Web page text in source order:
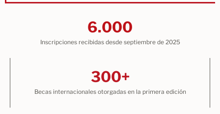
6.000
Inscripciones recibidas desde septiembre de 2025
300+
Becas internacionales otorgadas en la primera edición